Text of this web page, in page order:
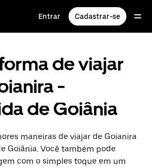
Entrar Cadastrar-se
de viajar
-
de Goiânia
maneiras de viajar de Goianira
Goiânia. Você também pode
com o simples toque em um